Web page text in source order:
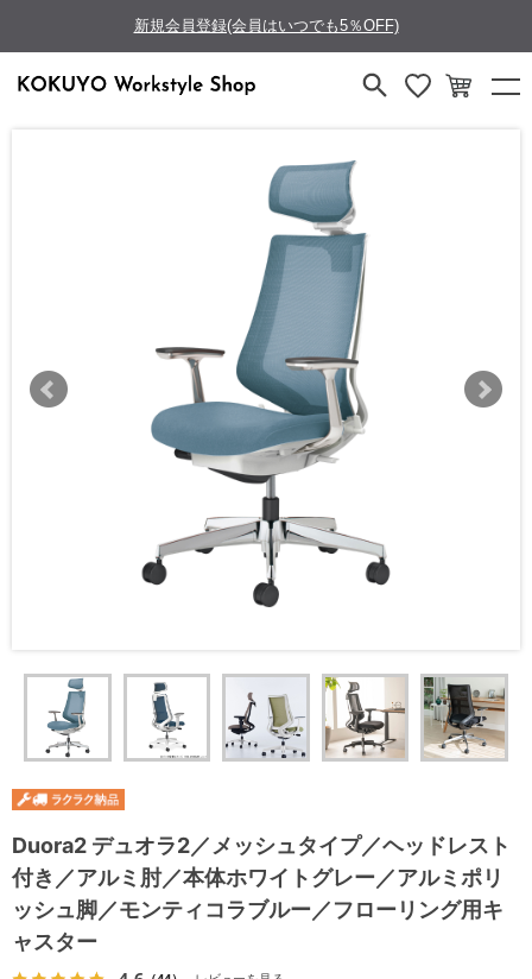
新規会員登録(会員はいつでも5％OFF)
Duora2 デュオラ2／メッシュタイプ／ヘッドレスト
付き／アルミ肘／本体ホワイトグレー／アルミポリ
ッシュ脚／モンティコラブルー／フローリング用キ
ャスター